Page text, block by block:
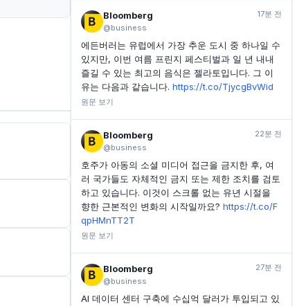
Bloomberg
@business
17분 전
에든버러는 유럽에서 가장 추운 도시 중 하나일 수
있지만, 이번 여름 프린지 페스티벌과 일 년 내내
즐길 수 있는 최고의 음식은 젤라토입니다. 그 이
유는 다음과 같습니다. https://t.co/TjycgBvWid
원문 보기
Bloomberg
@business
22분 전
호주가 아동의 소셜 미디어 접근을 금지한 후, 여
러 국가들도 자체적인 금지 또는 제한 조치를 검토
하고 있습니다. 이것이 스크롤 없는 유년 시절을
향한 근본적인 변화의 시작일까요? https://t.co/F
qpHMnTT2T
원문 보기
Bloomberg
@business
27분 전
AI 데이터 센터 구축에 수십억 달러가 투입되고 있